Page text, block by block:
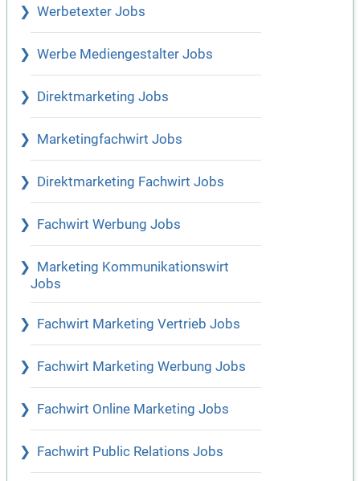
Werbetexter Jobs
Werbe Mediengestalter Jobs
Direktmarketing Jobs
Marketingfachwirt Jobs
Direktmarketing Fachwirt Jobs
Fachwirt Werbung Jobs
Marketing Kommunikationswirt
Jobs
Fachwirt Marketing Vertrieb Jobs
Fachwirt Marketing Werbung Jobs
Fachwirt Online Marketing Jobs
Fachwirt Public Relations Jobs